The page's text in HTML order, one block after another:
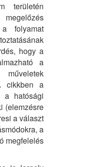
területén
folyamat
hogy a
a
cikkben a
a hatósági
(elemzésre
a választ
a
megfelelés